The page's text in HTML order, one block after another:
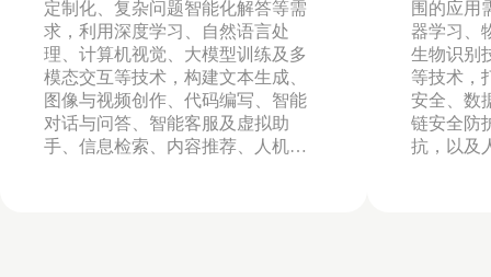
定制化、复杂问题智能化解答等需
求，利用深度学习、自然语言处
理、计算机视觉、大模型训练及多
模态交互等技术，构建文本生成、
图像与视频创作、代码编写、智能
对话与问答、智能客服及虚拟助
手、信息检索、内容推荐、人机交
围的应用
器学习、
生物识别
等技术，
安全、数
链安全防
抗，以及